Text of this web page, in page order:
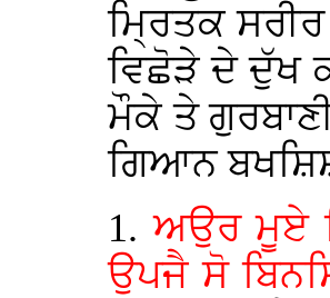
ਮ੍ਰਿਤਕ
ਵਿਛੋੜੇ ਦੇ ਦੁੱਖ
ਮੌਕੇ ਤੇ
ਗਿਆਨ
1.ਅਉਰ ਮੂਏ
ਉਪਜੈ ਸੋ